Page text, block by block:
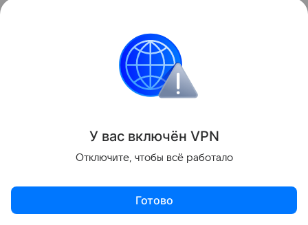
Общее число преступлений, совершенных
иностранцами, снизилось на 29 процентов (с 294
У вас включён VPN
Отключите, чтобы всё работало
Готово